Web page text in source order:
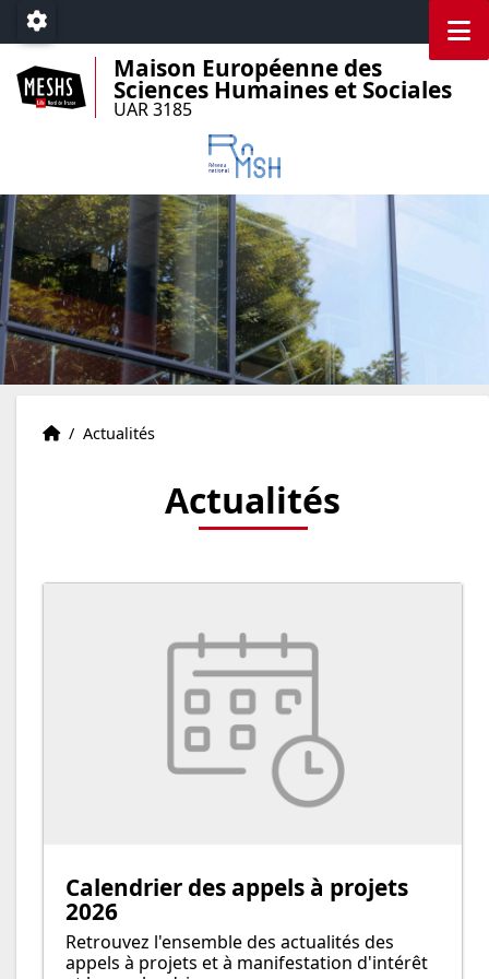
Accéder au menu principal
Accéder au contenu
Paramétrage
Maison Européenne des
Sciences Humaines et Sociales
UAR 3185
Accueil
Accueil
/ Actualités
Actualités
Calendrier des appels à projets
2026
Retrouvez l'ensemble des actualités des
appels à projets et à manifestation d'intérêt